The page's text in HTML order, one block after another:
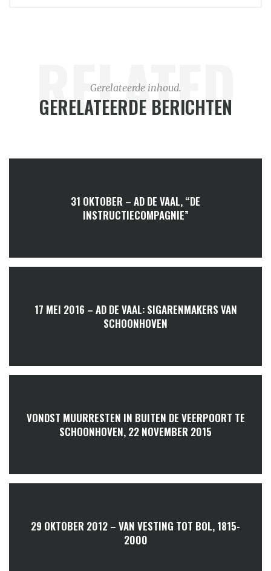
RELATED
Gerelateerde inhoud.
GERELATEERDE BERICHTEN
31 OKTOBER – AD DE VAAL, “DE
INSTRUCTIECOMPAGNIE”
17 MEI 2016 – AD DE VAAL: SIGARENMAKERS VAN
SCHOONHOVEN
VONDST MUURRESTEN IN BUITEN DE VEERPOORT TE
SCHOONHOVEN, 22 NOVEMBER 2015
29 OKTOBER 2012 – VAN VESTING TOT BOL, 1815-
2000